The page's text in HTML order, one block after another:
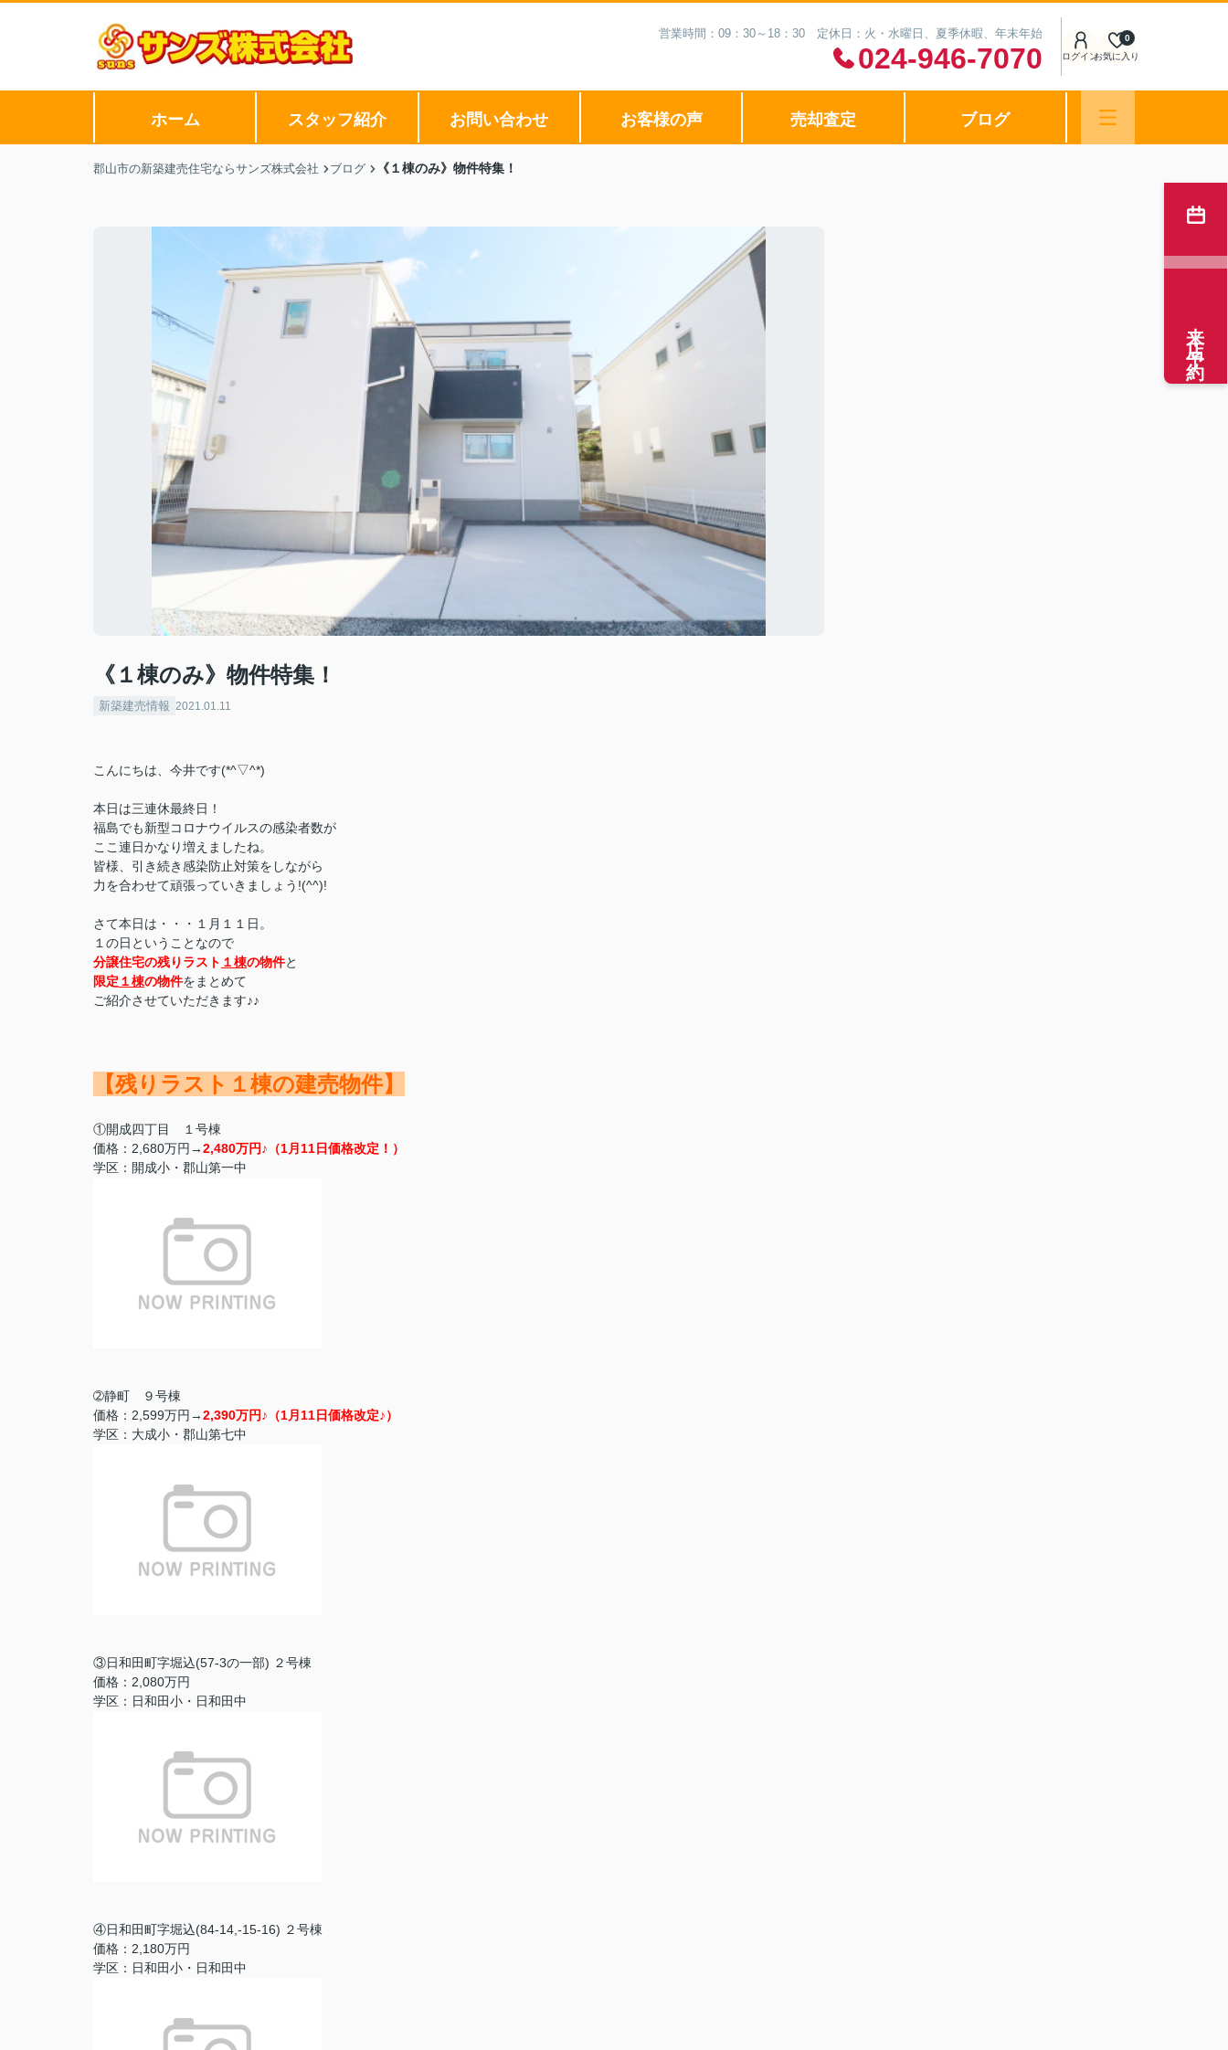
営業時間：09：30～18：30 定休日：火・水曜日、夏季休暇、年末年始
024-946-7070 ログインお気に入り
0
ホーム スタッフ紹介 お問い合わせ お客様の声 売却査定 ブログ
郡山市の新築建売住宅ならサンズ株式会社 ブログ 《１棟のみ》物件特集！
《１棟のみ》物件特集！
新築建売情報 2021.01.11
こんにちは、今井です(*^▽^*)
本日は三連休最終日！
福島でも新型コロナウイルスの感染者数が
ここ連日かなり増えましたね。
皆様、引き続き感染防止対策をしながら
力を合わせて頑張っていきましょう!(^^)!
さて本日は・・・ １月１１日。
１の日ということなので
分譲住宅の残りラスト １棟の物件と
限定 １棟の物件をまとめて
ご紹介させていただきます♪♪
【残りラスト１棟の建売物件】
①開成四丁目 １号棟
価格：2,680万円→2,480万円♪（1月11日価格改定！）
学区：開成小・郡山第一中
➁静町 ９号棟
価格：2,599万円→2,390万円♪（1月11日価格改定♪）
学区：大成小・郡山第七中
③日和田町字堀込(57-3の一部) ２号棟
価格：2,080万円
学区：日和田小・日和田中
④日和田町字堀込(84-14,-15-16) ２号棟
価格：2,180万円
学区：日和田小・日和田中
来店予約